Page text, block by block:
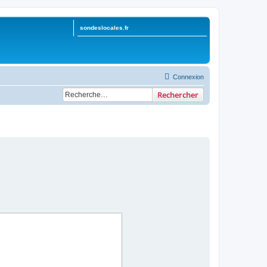
sondeslocales.fr
Connexion
Rechercher